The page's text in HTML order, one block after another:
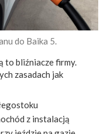
do Baika 5.
to bliźniacze firmy.
zasadach jak
z instalacją